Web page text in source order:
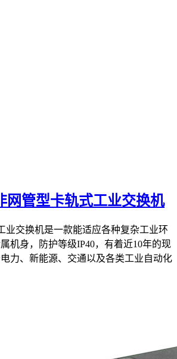
网管型卡轨式工业交换机
业交换机是一款能适应各种复杂工业环
机身，防护等级IP40，有着近10年的现
力、新能源、交通以及各类工业自动化